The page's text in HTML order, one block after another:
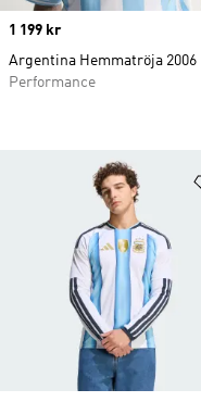
Price
1 199 kr
Argentina Hemmatröja 2006
Performance